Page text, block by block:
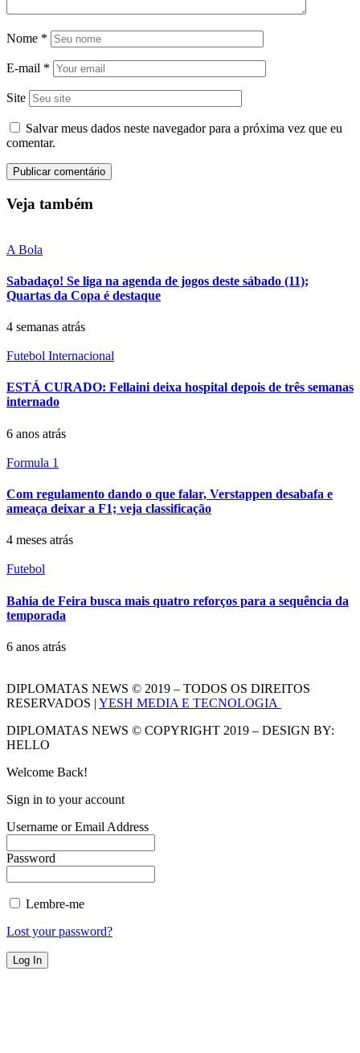
Nome *
E-mail *
Site
Salvar meus dados neste navegador para a próxima vez que eu
comentar.
Veja também
A Bola
Sabadaço! Se liga na agenda de jogos deste sábado (11);
Quartas da Copa é destaque
4 semanas atrás
Futebol Internacional
ESTÁ CURADO: Fellaini deixa hospital depois de três semanas
internado
6 anos atrás
Formula 1
Com regulamento dando o que falar, Verstappen desabafa e
ameaça deixar a F1; veja classificação
4 meses atrás
Futebol
Bahia de Feira busca mais quatro reforços para a sequência da
temporada
6 anos atrás
DIPLOMATAS NEWS © 2019 – TODOS OS DIREITOS
RESERVADOS | YESH MEDIA E TECNOLOGIA
DIPLOMATAS NEWS © COPYRIGHT 2019 – DESIGN BY:
HELLO
Welcome Back!
Sign in to your account
Username or Email Address
Password
Lembre-me
Lost your password?